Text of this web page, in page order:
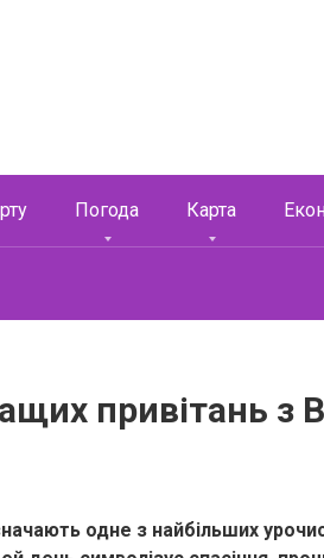
Погода Карта
привітань з
одне з найбільших